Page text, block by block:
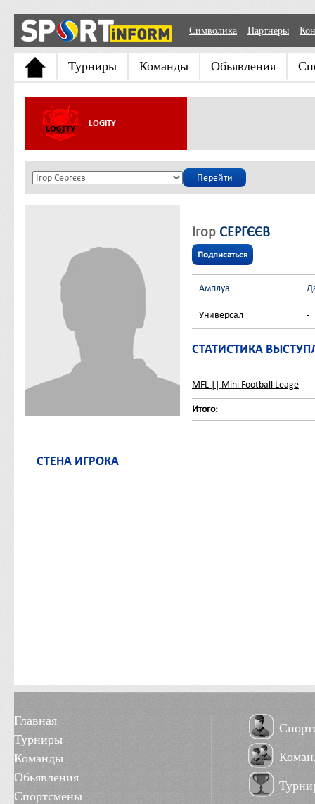
Символика Партнеры
Турниры Команды Обьявления
LOGITY
Ігор СЕРГЄЄВ
Подписаться
Амплуа
Универсал -
СТАТИСТИКА
MFL || Mini Football Leage
Итого:
СТЕНА ИГРОКА
Главная
Турниры
Команды
Обьявления
Спортсмены